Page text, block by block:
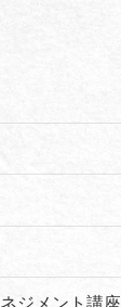
ジメント講座